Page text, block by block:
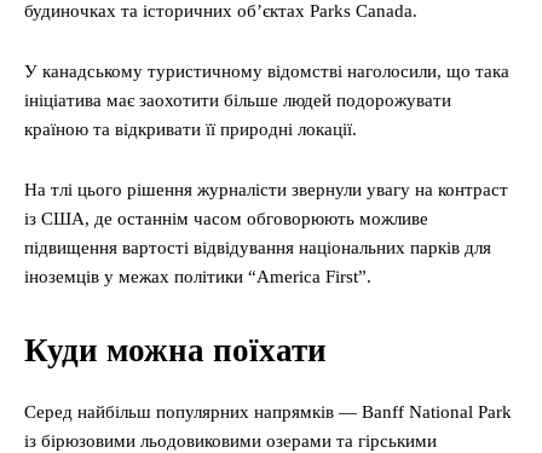
будиночках та історичних об’єктах Parks Canada.
У канадському туристичному відомстві наголосили, що така
ініціатива має заохотити більше людей подорожувати
країною та відкривати її природні локації.
На тлі цього рішення журналісти звернули увагу на контраст
із США, де останнім часом обговорюють можливе
підвищення вартості відвідування національних парків для
іноземців у межах політики “America First”.
Куди можна поїхати
Серед найбільш популярних напрямків — Banff National Park
із бірюзовими льодовиковими озерами та гірськими